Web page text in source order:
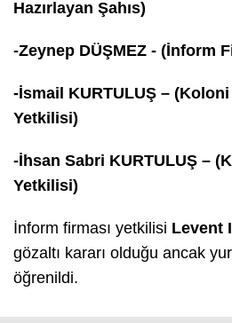
Hazırlayan Şahıs)
-Zeynep DÜŞMEZ - (İnform
-İsmail KURTULUŞ – (Koloni
Yetkilisi)
-İhsan Sabri KURTULUŞ –
Yetkilisi)
İnform firması yetkilisi Levent
gözaltı kararı olduğu ancak
öğrenildi.